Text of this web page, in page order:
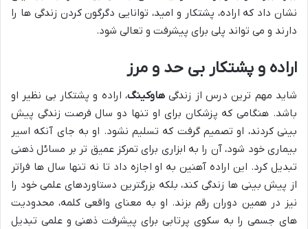
نشان داد که اراده، پشتکار و امید، توانایی دگرگون کردن زندگی ها را
دارند و می تواند پلی برای پیشرفت و تعالی شود.
اراده و پشتکار بی حد و مرز
شاید مهم ترین درس از زندگی هاوکینگ، اراده و پشتکار بی نظیر او
باشد. هنگامی که پزشکان برای او تنها دو سال فرصت زندگی پیش
بینی کردند، او تصمیم گرفت که تسلیم نشود. او به جای آنکه اسیر
بیماری خود شود، آن را به ابزاری برای تمرکز عمیق تر بر مسائل ذهنی
تبدیل کرد. این اراده آهنین به او اجازه داد تا نه تنها سال ها فراتر
از پیش بینی ها زندگی کند، بلکه بزرگترین دستاوردهای علمی خود را
نیز در همین دوران رقم بزند. او به معنای واقعی کلمه، محدودیت
های جسمی را به سکوی پرتابی برای پیشرفت ذهنی و علمی تبدیل